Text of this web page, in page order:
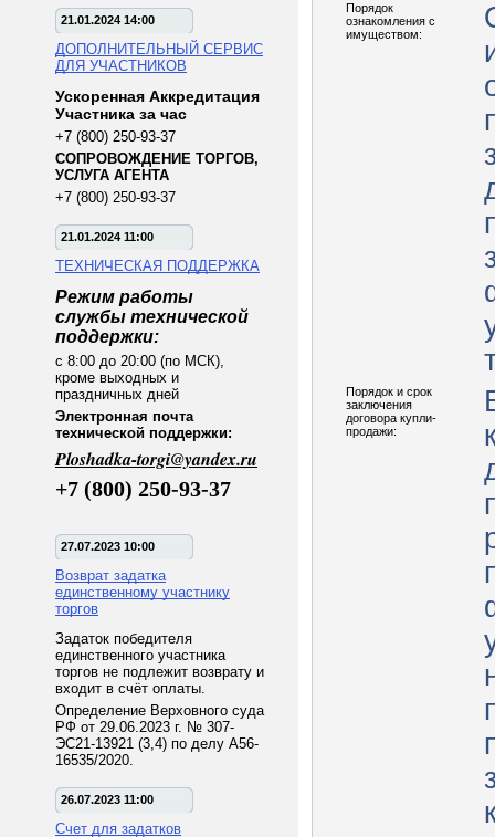
21.01.2024 14:00
ДОПОЛНИТЕЛЬНЫЙ СЕРВИС
ДЛЯ УЧАСТНИКОВ
Ускоренная Аккредитация
Участника за час
+7 (800) 250-93-37
СОПРОВОЖДЕНИЕ ТОРГОВ,
УСЛУГА АГЕНТА
+7 (800) 250-93-37
21.01.2024 11:00
ТЕХНИЧЕСКАЯ ПОДДЕРЖКА
Режим работы
службы технической
поддержки:
с 8:00 до 20:00 (по МСК),
кроме выходных и
праздничных дней
Электронная почта
технической поддержки:
Ploshadka-torgi@yandex.ru
+7 (800) 250-93-37
27.07.2023 10:00
Возврат задатка
единственному участнику
торгов
Задаток победителя
единственного участника
торгов не подлежит возврату и
входит в счёт оплаты.
Определение Верховного суда
РФ от 29.06.2023 г. № 307-
ЭС21-13921 (3,4) по делу А56-
16535/2020.
26.07.2023 11:00
Счет для задатков
Порядок
ознакомления с
имуществом:
Порядок и срок
заключения
договора купли-
продажи: